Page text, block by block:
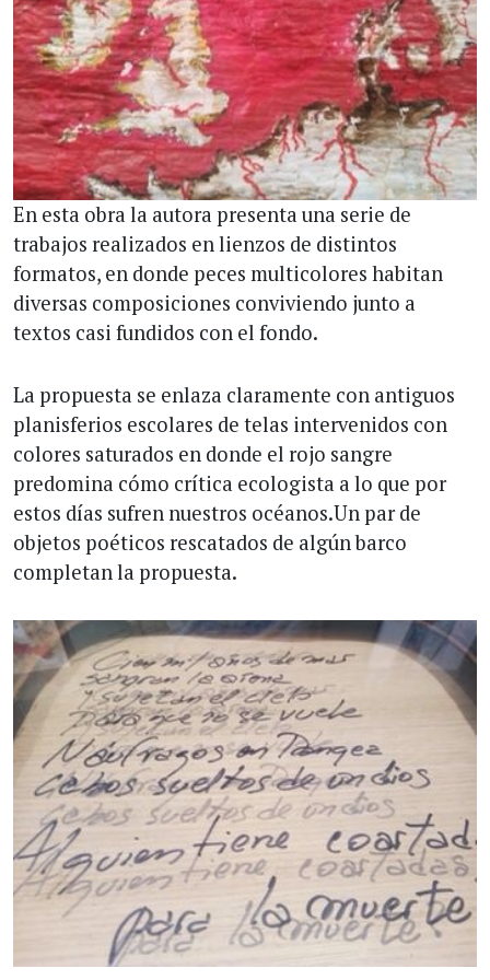
En esta obra la autora presenta una serie de
trabajos realizados en lienzos de distintos
formatos, en donde peces multicolores habitan
diversas composiciones conviviendo junto a
textos casi fundidos con el fondo.
La propuesta se enlaza claramente con antiguos
planisferios escolares de telas intervenidos con
colores saturados en donde el rojo sangre
predomina cómo crítica ecologista a lo que por
estos días sufren nuestros océanos.Un par de
objetos poéticos rescatados de algún barco
completan la propuesta.